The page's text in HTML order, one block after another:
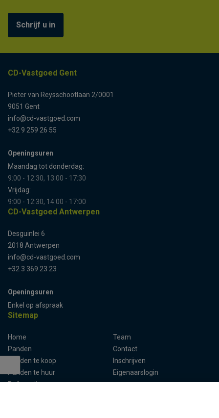
Schrijf u in
CD-Vastgoed Gent
Pieter van Reysschootlaan 2/0001
9051 Gent
info@cd-vastgoed.com
+32 9 259 26 55
Openingsuren
Maandag tot donderdag:
9:00 - 12:30, 13:00 - 17:30
Vrijdag:
9:00 - 12:30, 14:00 - 17:00
CD-Vastgoed Antwerpen
Desguinlei 6
2018 Antwerpen
info@cd-vastgoed.com
+32 3 369 23 23
Openingsuren
Enkel op afspraak
Sitemap
Home
Panden
Panden te koop
Panden te huur
Referenties
Team
Contact
Inschrijven
Eigenaarslogin